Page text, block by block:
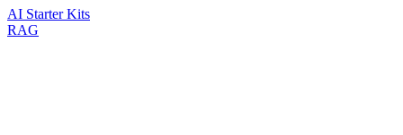
AI Starter Kits
RAG